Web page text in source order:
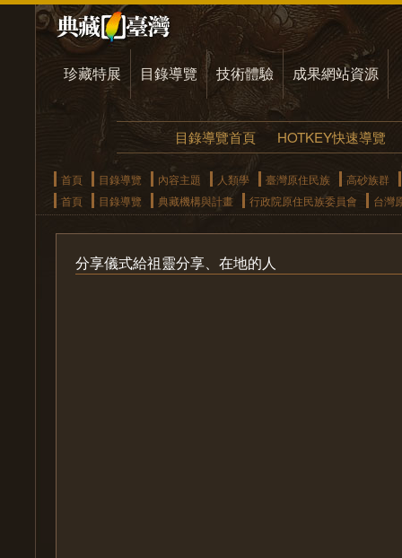
珍藏特展 目錄導覽 技術體驗 成果網站資源
目錄導覽首頁 HOTKEY快速導覽
首頁 目錄導覽 內容主題 人類學 臺灣原住民族
高砂族群
首頁
目錄導覽 典藏機構與計畫 行政院原住民族委員會 台灣
分享儀式給祖靈分享、在地的人